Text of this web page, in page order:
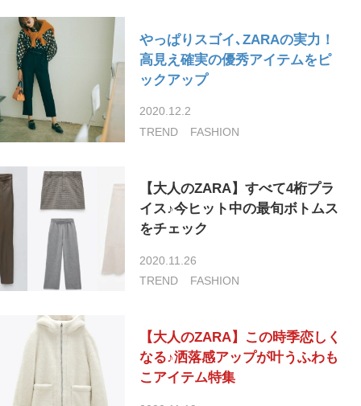
やっぱりスゴイ､ZARAの実力！
高見え確実の優秀アイテムをピ
ックアップ
2020.12.2
TREND
FASHION
【大人のZARA】すべて4桁プラ
イス♪今ヒット中の最旬ボトムス
をチェック
2020.11.26
TREND
FASHION
【大人のZARA】この時季恋しく
なる♪洒落感アップが叶うふわも
こアイテム特集